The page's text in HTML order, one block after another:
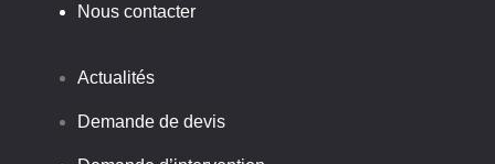
Nous contacter
Actualités
Demande de devis